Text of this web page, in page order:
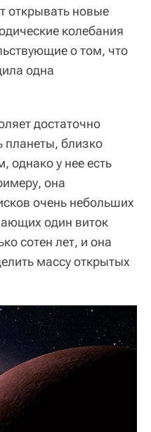
открывать новые
колебания
о том, что
одна
достаточно
планеты, близко
однако у нее есть
она
очень небольших
один виток
сотен лет, и она
массу открытых